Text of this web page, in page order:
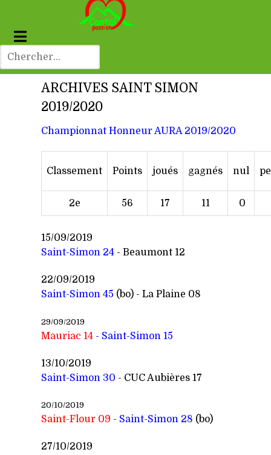
ARCHIVES SAINT SIMON
2019/2020
Championnat Honneur AURA 2019/2020
Classement Points joués gagnés nul
2e 56 17 11 0
15/09/2019
Saint-Simon 24 - Beaumont 12
22/09/2019
Saint-Simon 45 (bo) - La Plaine 08
29/09/2019
Mauriac 14 - Saint-Simon 15
13/10/2019
Saint-Simon 30 - CUC Aubières 17
20/10/2019
Saint-Flour 09 - Saint-Simon 28 (bo)
27/10/2019